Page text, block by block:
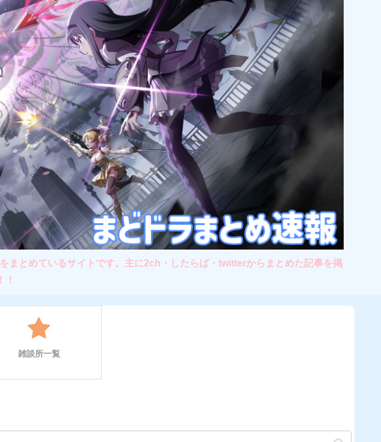
とめているサイトです。主に2ch・したらば・twitterからまとめた記事を掲
！
雑談所一覧